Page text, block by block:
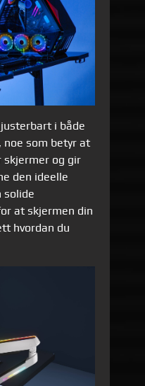
i både
noe som betyr at
skjermer og gir
den ideelle
solide
at skjermen din
hvordan du